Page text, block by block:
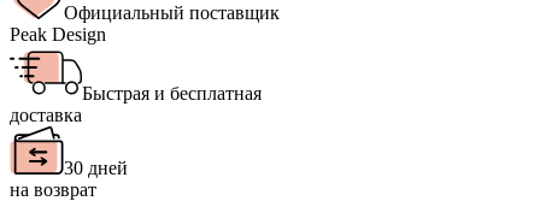
Официальный поставщик
Peak Design
Быстрая и бесплатная
доставка
30 дней
на возврат